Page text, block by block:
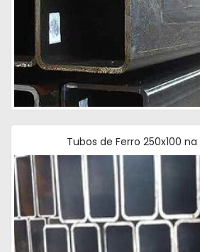
Tubos de Ferro 250x100